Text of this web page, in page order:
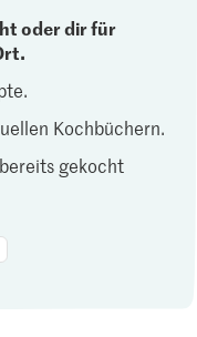
oder dir für
Kochbüchern.
gekocht